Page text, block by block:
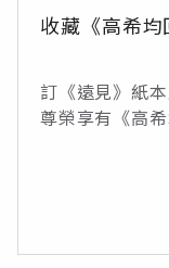
收藏《高希均
訂《遠見》紙
尊榮享有《高希